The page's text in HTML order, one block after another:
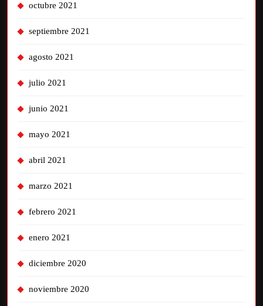
octubre 2021
septiembre 2021
agosto 2021
julio 2021
junio 2021
mayo 2021
abril 2021
marzo 2021
febrero 2021
enero 2021
diciembre 2020
noviembre 2020